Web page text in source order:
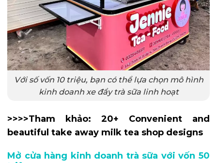
Với số vốn 10 triệu, bạn có thể lựa chọn mô hình
kinh doanh xe đẩy trà sữa linh hoạt
>>>>Tham khảo: 20+ Convenient and
beautiful take away milk tea shop designs
Mở cửa hàng kinh doanh trà sữa với vốn 50